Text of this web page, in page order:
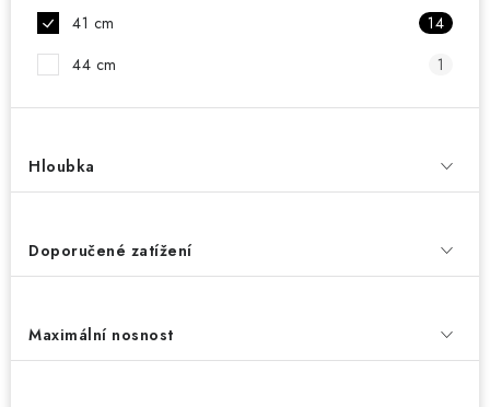
41 cm
14
44 cm
1
Hloubka
Doporučené zatížení
Maximální nosnost